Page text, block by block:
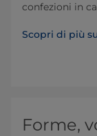
confezioni in
Scopri di più
Forme,